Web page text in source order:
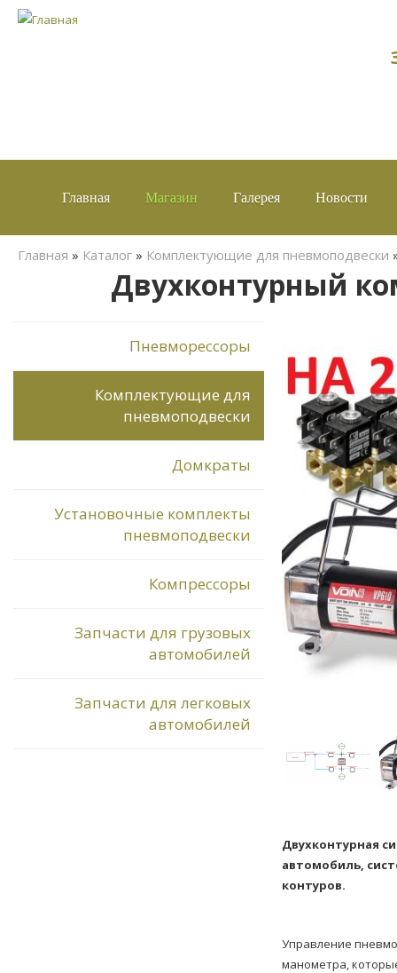
Главная Магазин Галерея Новости
Вы здесь
Главная » Каталог » Комплектующие для пневмоподвески
Двухконтурный
Пневморессоры
Комплектующие для
пневмоподвески
Домкраты
Установочные комплекты
пневмоподвески
Компрессоры
Запчасти для грузовых
автомобилей
Запчасти для легковых
автомобилей
Двухконтурная
автомобиль,
контуров.
Управление
манометра,